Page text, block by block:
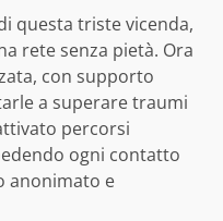
questa triste vicenda,
rete senza pietà. Ora
con supporto
a superare traumi
percorsi
ogni contatto
anonimato e